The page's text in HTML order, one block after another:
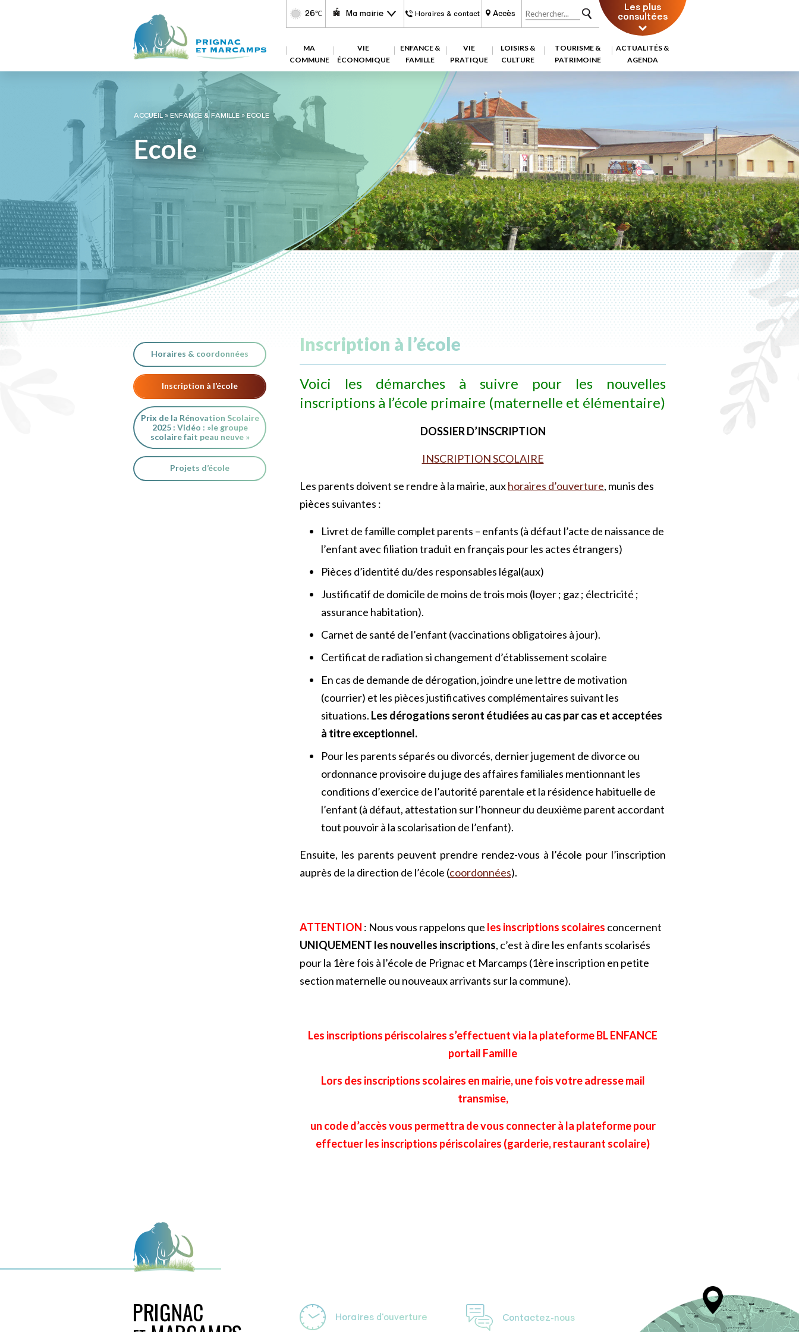
26℃ Ma mairie Horaires & contact Accès Les plus
consultées
MA
COMMUNE
VIE
ÉCONOMIQUE
ENFANCE &
FAMILLE
VIE
PRATIQUE
LOISIRS &
CULTURE
TOURISME &
PATRIMOINE
ACTUALITÉS &
AGENDA
ACCUEIL»ENFANCE & FAMILLE»ECOLE
Ecole
Horaires & coordonnées
Inscription à l’école
Prix de la Rénovation Scolaire
2025 : Vidéo : »le groupe
scolaire fait peau neuve »
Projets d’école
Inscription à l’école
Voici les démarches à suivre pour les nouvelles
inscriptions à l’école primaire (maternelle et élémentaire)
DOSSIER D’INSCRIPTION
INSCRIPTION SCOLAIRE
Les parents doivent se rendre à la mairie, auxhoraires d’ouverture, munis des
pièces suivantes :
Livret de famille complet parents – enfants (à défaut l’acte de naissance de
l’enfant avec filiation traduit en français pour les actes étrangers)
Pièces d’identité du/des responsables légal(aux)
Justificatif de domicile de moins de trois mois (loyer ; gaz ; électricité ;
assurance habitation).
Carnet de santé de l’enfant (vaccinations obligatoires à jour).
Certificat de radiation si changement d’établissement scolaire
En cas de demande de dérogation, joindre une lettre de motivation
(courrier) et les pièces justificatives complémentaires suivant les
situations. Les dérogations seront étudiées au cas par cas et acceptées
à titre exceptionnel.
Pour les parents séparés ou divorcés, dernier jugement de divorce ou
ordonnance provisoire du juge des affaires familiales mentionnant les
conditions d’exercice de l’autorité parentale et la résidence habituelle de
l’enfant (à défaut, attestation sur l’honneur du deuxième parent accordant
tout pouvoir à la scolarisation de l’enfant).
Ensuite, les parents peuvent prendre rendez-vous à l’école pour l’inscription
auprès de la direction de l’école (coordonnées).
ATTENTION : Nous vous rappelons que les inscriptions scolaires concernent
UNIQUEMENT les nouvelles inscriptions, c’est à dire les enfants scolarisés
pour la 1ère fois à l’école de Prignac et Marcamps (1ère inscription en petite
section maternelle ou nouveaux arrivants sur la commune).
Les inscriptions périscolaires s’effectuent via la plateforme BL ENFANCE
portail Famille
Lors des inscriptions scolaires en mairie, une fois votre adresse mail
transmise,
un code d’accès vous permettra de vous connecter à la plateforme pour
effectuer les inscriptions périscolaires (garderie, restaurant scolaire)
Horaires d'ouverture Contactez-nous